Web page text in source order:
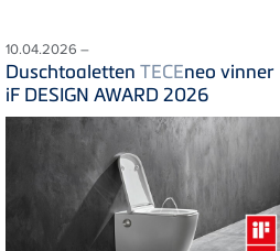
10.04.2026 –
Duschtoaletten TECEneo vinner
iF DESIGN AWARD 2026